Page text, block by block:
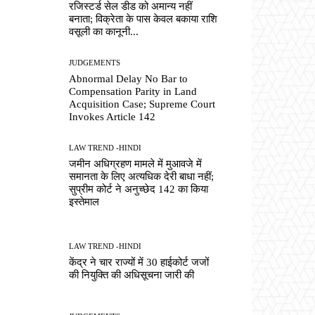
रजिस्टर्ड सेल डीड को अमान्य नहीं
बनाता; विक्रेता के पास केवल बकाया राशि
वसूली का कानूनी...
JUDGEMENTS
Abnormal Delay No Bar to
Compensation Parity in Land
Acquisition Case; Supreme Court
Invokes Article 142
LAW TREND -HINDI
जमीन अधिग्रहण मामले में मुआवजे में
समानता के लिए अत्यधिक देरी बाधा नहीं;
सुप्रीम कोर्ट ने अनुच्छेद 142 का किया
इस्तेमाल
LAW TREND -HINDI
केंद्र ने चार राज्यों में 30 हाईकोर्ट जजों
की नियुक्ति की अधिसूचना जारी की